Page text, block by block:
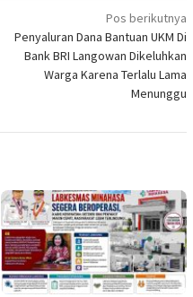
Pos berikutnya
Penyaluran Dana Bantuan UKM Di
Bank BRI Langowan Dikeluhkan
Warga Karena Terlalu Lama
Menunggu